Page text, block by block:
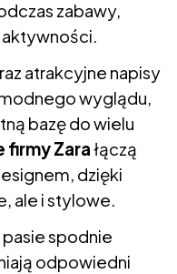
zabawy,
atrakcyjne napisy
wyglądu,
bazę do wielu
firmy Zarałączą
dzięki
ale i stylowe.
spodnie
odpowiedni